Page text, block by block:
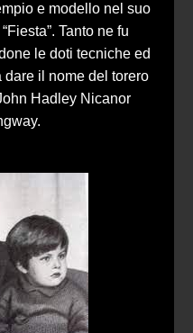
e modello nel suo
Tanto ne fu
le doti tecniche ed
il nome del torero
Hadley Nicanor